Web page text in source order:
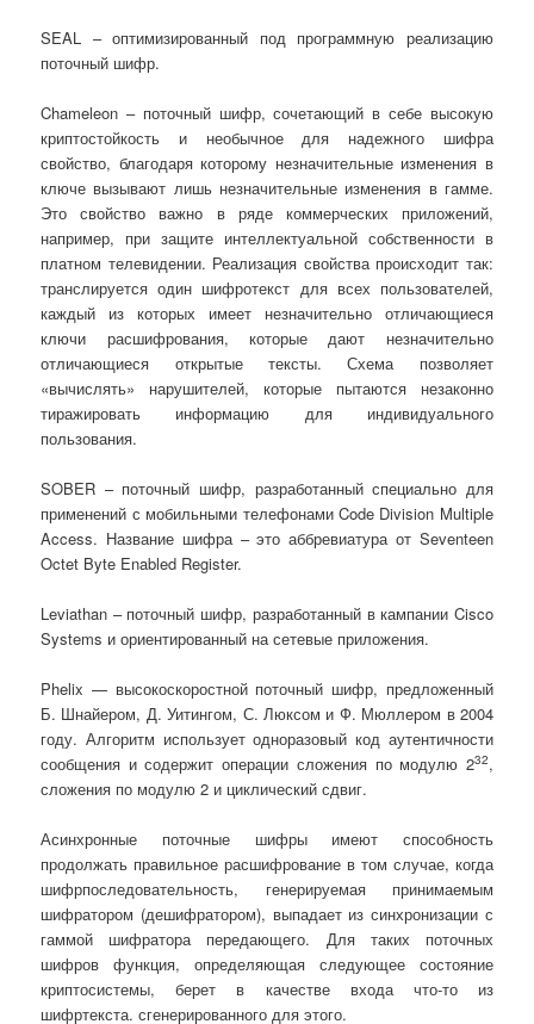
SEAL – оптимизированный под программную реализацию
поточный шифр.
Chameleon – поточный шифр, сочетающий в себе высокую
криптостойкость и необычное для надежного шифра
свойство, благодаря которому незначительные изменения в
ключе вызывают лишь незначительные изменения в гамме.
Это свойство важно в ряде коммерческих приложений,
например, при защите интеллектуальной собственности в
платном телевидении. Реализация свойства происходит так:
транслируется один шифротекст для всех пользователей,
каждый из которых имеет незначительно отличающиеся
ключи расшифрования, которые дают незначительно
отличающиеся открытые тексты. Схема позволяет
«вычислять» нарушителей, которые пытаются незаконно
тиражировать информацию для индивидуального
пользования.
SOBER – поточный шифр, разработанный специально для
применений с мобильными телефонами Code Division Multiple
Access. Название шифра – это аббревиатура от Seventeen
Octet Byte Enabled Register.
Leviathan – поточный шифр, разработанный в кампании Cisco
Systems и ориентированный на сетевые приложения.
Phelix — высокоскоростной поточный шифр, предложенный
Б. Шнайером, Д. Уитингом, С. Люксом и Ф. Мюллером в 2004
году. Алгоритм использует одноразовый код аутентичности
сообщения и содержит операции сложения по модулю 232,
сложения по модулю 2 и циклический сдвиг.
Асинхронные поточные шифры имеют способность
продолжать правильное расшифрование в том случае, когда
шифрпоследовательность, генерируемая принимаемым
шифратором (дешифратором), выпадает из синхронизации с
гаммой шифратора передающего. Для таких поточных
шифров функция, определяющая следующее состояние
криптосистемы, берет в качестве входа что-то из
шифртекста. сгенерированного для этого.